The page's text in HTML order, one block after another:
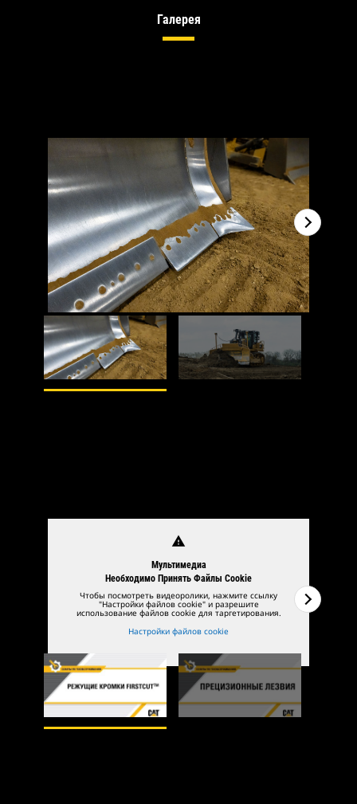
Галерея
warning
Мультимедиа
Необходимо Принять Файлы Cookie
Чтобы посмотреть видеоролики, нажмите ссылку
"Настройки файлов cookie" и разрешите
использование файлов cookie для таргетирования.
Настройки файлов cookie